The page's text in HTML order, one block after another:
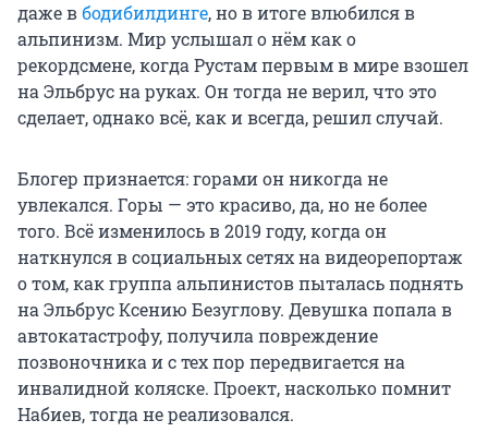
даже вбодибилдинге, но в итоге влюбился в
альпинизм. Мир услышал о нём как о
рекордсмене, когда Рустам первым в мире взошел
на Эльбрус на руках. Он тогда не верил, что это
сделает, однако всё, как и всегда, решил случай.
Блогер признается: горами он никогда не
увлекался. Горы — это красиво, да, но не более
того. Всё изменилось в 2019 году, когда он
наткнулся в социальных сетях на видеорепортаж
о том, как группа альпинистов пыталась поднять
на Эльбрус Ксению Безуглову. Девушка попала в
автокатастрофу, получила повреждение
позвоночника и с тех пор передвигается на
инвалидной коляске. Проект, насколько помнит
Набиев, тогда не реализовался.